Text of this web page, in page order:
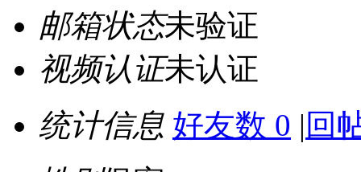
邮箱状态未验证
视频认证未认证
统计信息 好友数 0 | 回